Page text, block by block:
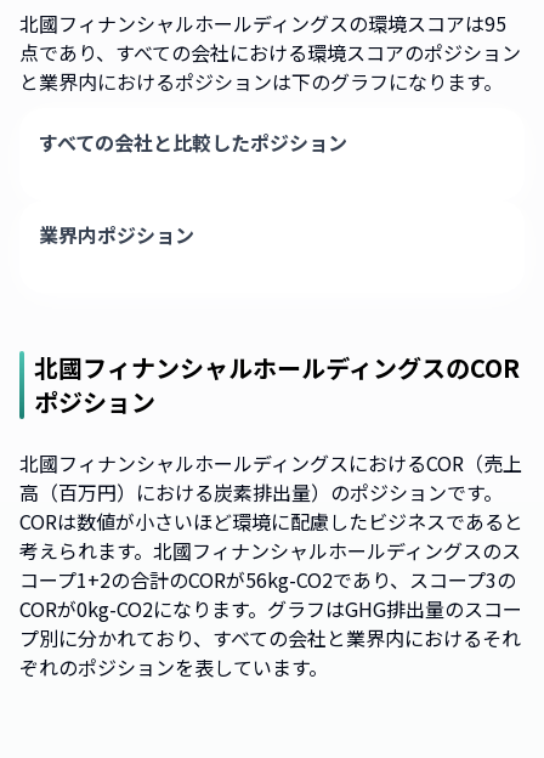
北國フィナンシャルホールディングスの環境スコアは95
点であり、すべての会社における環境スコアのポジション
と業界内におけるポジションは下のグラフになります。
すべての会社と比較したポジション
業界内ポジション
北國フィナンシャルホールディングスのCOR
ポジション
北國フィナンシャルホールディングスにおけるCOR（売上
高（百万円）における炭素排出量）のポジションです。
CORは数値が小さいほど環境に配慮したビジネスであると
考えられます。北國フィナンシャルホールディングスのス
コープ1+2の合計のCORが56kg-CO2であり、スコープ3の
CORが0kg-CO2になります。グラフはGHG排出量のスコー
プ別に分かれており、すべての会社と業界内におけるそれ
ぞれのポジションを表しています。